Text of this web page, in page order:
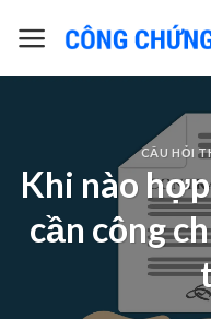
CÂU HỎI
Khi nào
cần công